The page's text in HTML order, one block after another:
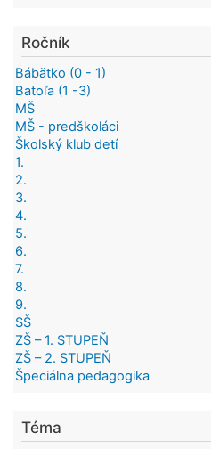
Ročník
Bábätko (0 - 1)
Batoľa (1 -3)
MŠ
MŠ - predškoláci
Školský klub detí
1.
2.
3.
4.
5.
6.
7.
8.
9.
SŠ
ZŠ – 1. STUPEŇ
ZŠ – 2. STUPEŇ
Špeciálna pedagogika
Téma